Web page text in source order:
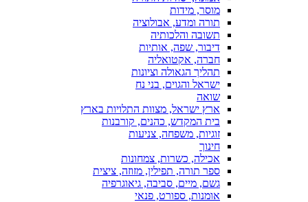
מוסר, מידות
תורה ומדע, אבולוציה
תשובה והלכותיה
דיבור, שפה, אותיות
חברה, אקטואליה
תהליך הגאולה וציונות
ישראל והגוים, בני נח
שואה
ארץ ישראל, מצוות התלויות בארץ
בית המקדש, כהנים, קורבנות
זוגיות, משפחה, צניעות
חינוך
אכילה, כשרות, צמחונות
ספר תורה, תפילין, מזוזה, ציצית
גשם, מיים, סביבה, גיאוגרפיה
אומנות, ספורט, פנאי